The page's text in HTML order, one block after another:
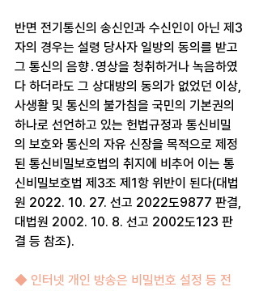
반면 전기통신의 송신인과 수신인이 아닌 제3
자의 경우는 설령 당사자 일방의 동의를 받고
그 통신의 음향․영상을 청취하거나 녹음하였
다 하더라도 그 상대방의 동의가 없었던 이상,
사생활 및 통신의 불가침을 국민의 기본권의
하나로 선언하고 있는 헌법규정과 통신비밀
의 보호와 통신의 자유 신장을 목적으로 제정
된 통신비밀보호법의 취지에 비추어 이는 통
신비밀보호법 제3조 제1항 위반이 된다(대법
원 2022. 10. 27. 선고 2022도9877 판결,
대법원 2002. 10. 8. 선고 2002도123 판
결 등 참조).
◆ 인터넷 개인 방송은 비밀번호 설정 등 전